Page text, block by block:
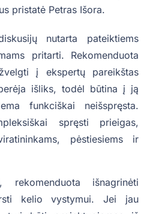
pristatė Petras Išora.
nutarta pateiktiems
pritarti. Rekomenduota
į ekspertų pareikštas
išliks, todėl būtina į ją
funkciškai neišspręsta.
spręsti prieigas,
pėstiesiems ir
rekomenduota išnagrinėti
kelio vystymui. Jei jau